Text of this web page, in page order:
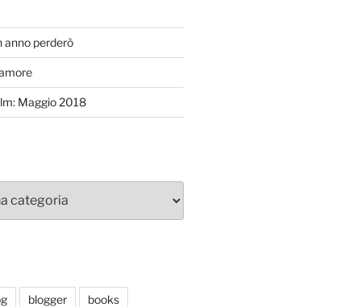
anno perderò
Maggio 2018
blogger books